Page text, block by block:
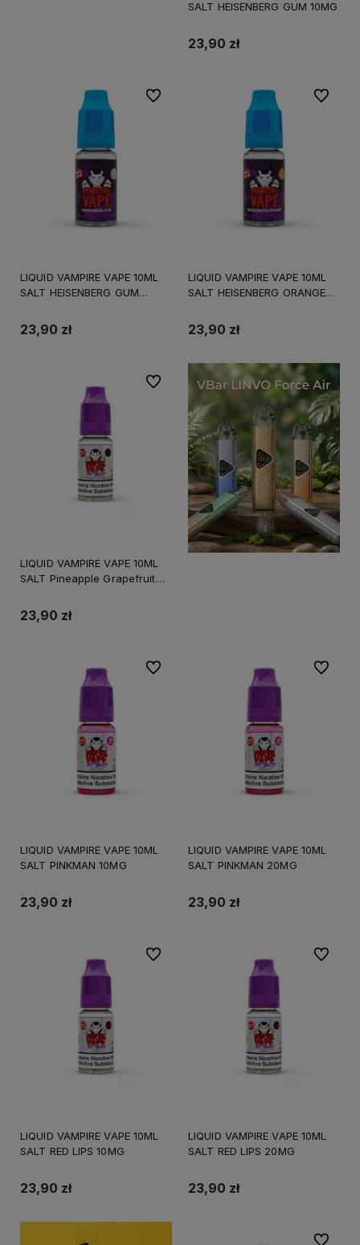
SALT HEISENBERG GUM 10MG
23,90 zł
LIQUID VAMPIRE VAPE 10ML
SALT HEISENBERG GUM
23,90 zł
Do ulubionych
LIQUID VAMPIRE VAPE 10ML
SALT HEISENBERG ORANGE
23,90 zł
Do
LIQUID VAMPIRE VAPE 10ML
SALT Pineapple Grapefruit
23,90 zł
Do ulubionych
LIQUID VAMPIRE VAPE 10ML
SALT PINKMAN 10MG
23,90 zł
Do ulubionych
LIQUID VAMPIRE VAPE 10ML
SALT PINKMAN 20MG
23,90 zł
Do
LIQUID VAMPIRE VAPE 10ML
SALT RED LIPS 10MG
23,90 zł
Do ulubionych
LIQUID VAMPIRE VAPE 10ML
SALT RED LIPS 20MG
23,90 zł
Do
Do